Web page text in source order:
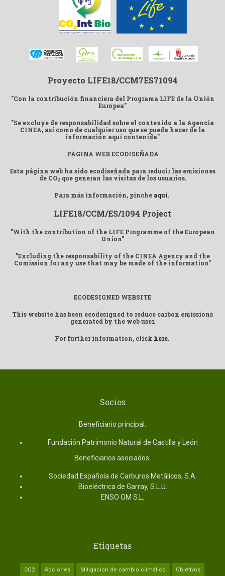
Proyecto LIFE18/CCM7ES71094
"Con la contribución financiera del Programa LIFE de la Unión
Europea"
"Se excluye de responsabilidad sobre el contenido a la Agencia
CINEA, así como de cualquier uso que se pueda hacer de la
información aquí contenida"
PÁGINA WEB ECODISEÑADA
Esta página web ha sido ecodiseñada para reducir las emisiones
de CO2 que generan las visitas de los usuarios.
Para más información, pinche aquí.
LIFE18/CCM/ES/1094 Project
"With the contribution of the LIFE Programme of the European
Union"
"Excluding the responsability of the CINEA Agency and the
Comission for any use that may be made of the information"
ECODESIGNED WEBSITE
This website has been ecodesigned to reduce carbon emissions
generated by the web user.
For further information, click here.
Socios
Beneficiario principal:
Fundación Patrimonio Natural de Castilla y León
Beneficiarios asociados:
Sociedad Española de Carburos Metálicos, S.A.
Bioeléctrica de Garray, S.L.U.
ENSO OM S.L.
Etiquetas
CO2 Acciones Mitigacion de cambio climático Objetivos